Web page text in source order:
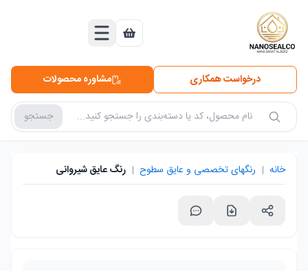
درخواست همکاری مشاوره محصولات
جستجو در محصولات جستجو
خانه | رنگهای تخصصی و عایق سطوح | رنگ عایق شیروانی